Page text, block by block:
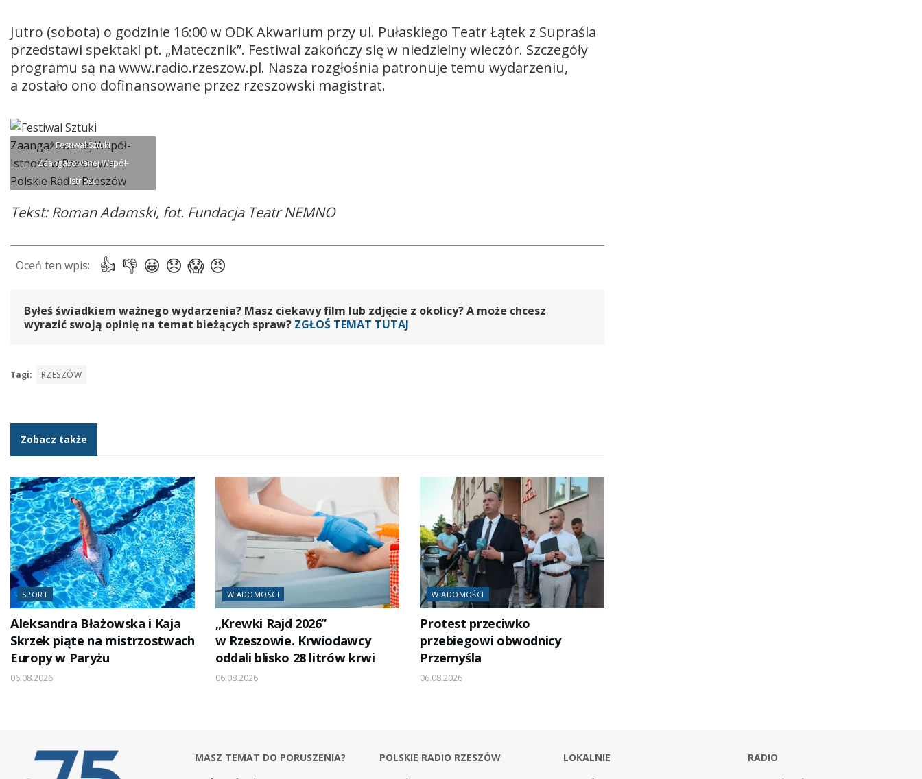
Jutro (sobota) o godzinie 16:00 w ODK Akwarium przy ul. Pułaskiego Teatr Łątek z Supraśla
przedstawi spektakl pt. „Matecznik”. Festiwal zakończy się w niedzielny wieczór. Szczegóły
programu są na www.radio.rzeszow.pl. Nasza rozgłośnia patronuje temu wydarzeniu,
a zostało ono dofinansowane przez rzeszowski magistrat.
Festiwal Sztuki
Zaangażowanej Współ-
Istność
Tekst: Roman Adamski, fot. Fundacja Teatr NEMNO
Byłeś świadkiem ważnego wydarzenia? Masz ciekawy film lub zdjęcie z okolicy? A może chcesz
wyrazić swoją opinię na temat bieżących spraw? ZGŁOŚ TEMAT TUTAJ
Tagi: RZESZÓW
Zobacz także
SPORT
Aleksandra Błażowska i Kaja
Skrzek piąte na mistrzostwach
Europy w Paryżu
06.08.2026
WIADOMOŚCI
„Krewki Rajd 2026”
w Rzeszowie. Krwiodawcy
oddali blisko 28 litrów krwi
06.08.2026
WIADOMOŚCI
Protest przeciwko
przebiegowi obwodnicy
Przemyśla
06.08.2026
MASZ TEMAT DO PORUSZENIA?
POLSKIE RADIO RZESZÓW
LOKALNIE
RADIO